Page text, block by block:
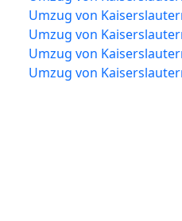
Umzug von
Umzug von
Umzug von
Umzug von